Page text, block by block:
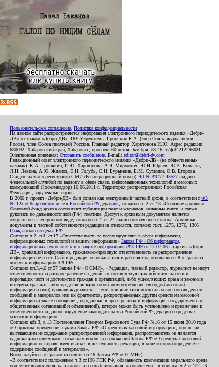
Пользовательское соглашение Политика конфиденциальности
На данном сайте распространяется информация электронного периодического издания «Дебри-
ДВ» со знаком «Дебри-ДВ». 16+ Учредитель: Пронякин К.А. (член Союза журналистов
России, член Союза писателей России). Главный редактор: Харитонова И.Ю. Адрес редакции:
680032, Хабаровский край, Хабаровск, проспект 60-летия Октября, 88-46, т./ф.84212296081.
Электронная приемная: Отправить сообщение . E-mail: editor@debri-dv.com
Редакционный совет электронного периодического издания «Дебри-ДВ» (на общественных
началах): К.А. Пронякин, И.Ю. Харитонова, А.Э. Мирмович, Ю.Н. Юрьев, Ю.В. Ковалев,
Л.Н. Левина, А.Ю. Жданов, Е.Н. Голубь, С.Н. Бурындин, Б.М. Сухинин, О.В. Егорова
Свидетельство о регистрации СМИ (Регистрационный номер) ЭЛ № ФС77-45537 выдано
Федеральной службой по надзору в сфере связи, информационных технологий и массовых
коммуникаций (Роскомнадзор) 16.06.2011 г. Территория распространения: Российская
Федерация, зарубежные страны.
В 2006 г. проект «Дебри-ДВ» был создан как электронный частный архив, в соответствии с ФЗ
№ 125 «Об архивном деле в Российской Федерации» , согласно п. 2 ст. 13 «Создание архивов».
Основной фонд архива составляют публикации газет и журналов, изданные книги, а также
рукописи по дальневосточной (РФ) тематике. Доступ к архивным документам является
открытым в электронном виде, согласно п. 1 ст. 24 вышеобозначенного закона. Архивные
документы к частной собственности редакции не относятся, согласно ст.ст. 1275, 1276, 1306
Гражданского кодекса РФ
Согласно ч.2. п.3. ст.17 «Ответственность за правонарушения в сфере информации,
информационных технологий и защиты информации» Закона РФ «Об информации,
информационных технологиях и о защите информации» (ФЗ-149 от 27.07.06 г.) архив «Дебри-
ДВ», хранящий информацию, гражданско-правовую ответственность за распространение
информации не несет. Сайт и редакция основываются и работают на основании ст.8 «Право на
доступ к информации» ФЗ-149.
Согласно пп.3,4,6 ст.57 Закона РФ «О СМИ», «Редакция, главный редактор, журналист не несут
ответственности за распространение сведений, не соответствующих действительности и
порочащих честь и достоинство граждан и организаций, либо ущемляющих права и законные
интересы граждан, либо представляющих собой злоупотребление свободой массовой
информации и (или) правами журналиста: ...если они являются дословным воспроизведением
сообщений и материалов или их фрагментов, распространенных другим средством массовой
информации (а также сообщения, переданные в пресс-релизах и информация государственных,
общественных организаций и объединений), которое может быть установлено и привлечено к
ответственности за данное нарушение законодательства Российской Федерации о средствах
массовой информации».
Согласно абз.3, п.13 Постановления Пленума Верховного Суда РФ №16 от 15 июня 2010 года
«О практике применения судами Закона РФ «О средствах массовой информации», «по делам,
вытекающим из содержания распространенной информации, распространитель не является
надлежащим ответчиком, поскольку исходя из положений Закона РФ «О средствах массовой
информации» не вправе вмешиваться в деятельность редакции, в ходе которой определяется
содержание сообщений и материалов».
Воспользуйтесь «Правом на ответ» (ст.46 Закона РФ «О СМИ»).
«В соответствии с положением ч.3 ст.196 ГПК РФ, обязанность компенсации морального вреда
подлежит возложению на авторов, а по опубликованию опровержения, в порядке ч.2 ст.152 ГК